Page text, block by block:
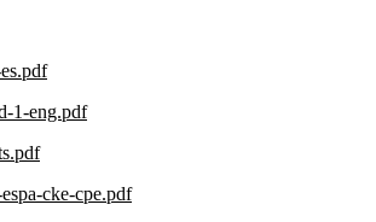
1-eng.pdf
cke-cpe.pdf